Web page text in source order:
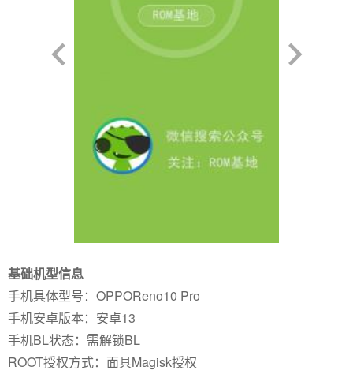
基础机型信息
手机具体型号：OPPOReno10 Pro
手机安卓版本：安卓13
手机BL状态：需解锁BL
ROOT授权方式：面具Magisk授权